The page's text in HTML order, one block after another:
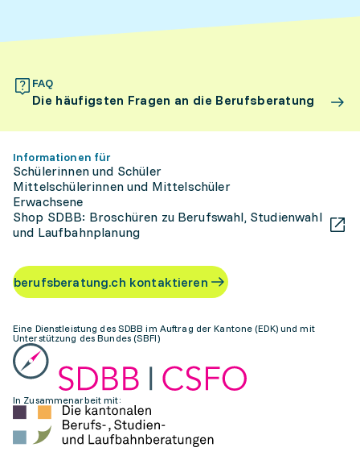
FAQ
Die häufigsten Fragen an die Berufsberatung
Informationen für
Schülerinnen und Schüler
Mittelschülerinnen und Mittelschüler
Erwachsene
Shop SDBB: Broschüren zu Berufswahl, Studienwahl
und Laufbahnplanung
berufsberatung.ch kontaktieren
Eine Dienstleistung des SDBB im Auftrag der Kantone (EDK) und mit
Unterstützung des Bundes (SBFI)
In Zusammenarbeit mit: